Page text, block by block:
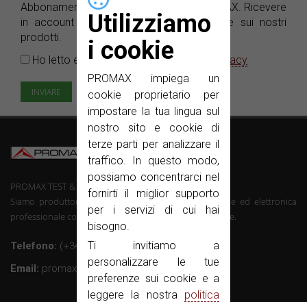
Utilizziamo
i cookie
PROMAX impiega un
cookie proprietario per
impostare la tua lingua sul
nostro sito e cookie di
terze parti per analizzare il
traffico. In questo modo,
possiamo concentrarci nel
fornirti il miglior supporto
per i servizi di cui hai
bisogno.
Ti invitiamo a
personalizzare le tue
preferenze sui cookie e a
leggere la nostra politica
Abbonamento gratuito alla
PROMAX. Ricevere
in account di posta elettronica le notizie sui nostri
prodotti.
Ho letto e accetto ilInformativa sulla privacy
PROMAX TEST & MEASUREMENT, SLU ©
Siamo produttori di telecomunicazioni strumentazione ed elettronica
professionale con oltre 50 anni di esperienza nel settore.
Telefono: (+34) 931 847 700
Email: promax@promax.es